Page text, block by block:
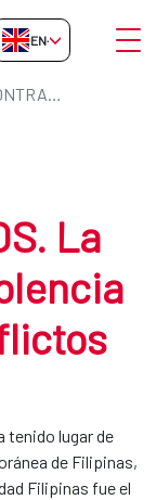
lucha
EN-GB
RED DE EXPERTOS. LA LUCHA CONTRA LA VIOLENCIA SEXUAL EN LOS CONFLICTOS DE FILIPINAS
La
tenido lugar de
de Filipinas,
Filipinas fue el